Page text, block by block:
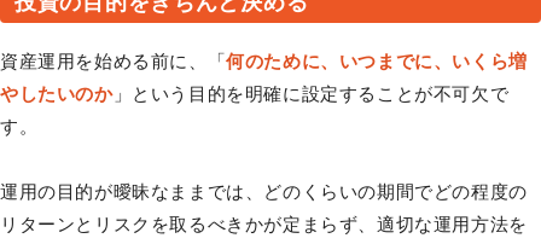
資産運用を始める前に、「何のために、いつまでに、いくら増
やしたいのか」という目的を明確に設定することが不可欠で
す。
運用の目的が曖昧なままでは、どのくらいの期間でどの程度の
リターンとリスクを取るべきかが定まらず、適切な運用方法を